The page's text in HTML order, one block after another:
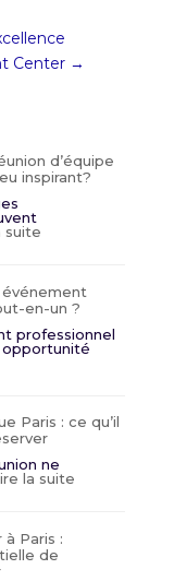
Center→
d’équipe
inspirant?
suite:
réunion
d’équipe
en
présentiel
dans
un
en-un ?
professionnel
opportunité
Paris : ce qu’il
ne
la suite:
Paris :
de